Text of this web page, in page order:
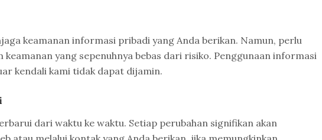
keamanan informasi pribadi yang Anda berikan. Namun, perlu
yang sepenuhnya bebas dari risiko. Penggunaan informasi
kendali kami tidak dapat dijamin.
dari waktu ke waktu. Setiap perubahan signifikan akan